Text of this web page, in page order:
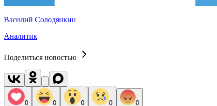
Василий Солодянкин
Аналитик
Поделиться новостью
0 0 0 0 0